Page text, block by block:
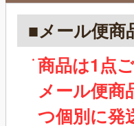
■メール便商
商品は1点
メール便商
つ個別に発